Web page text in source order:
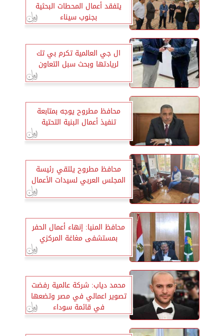
يتفقد أعمال المحطات البحثية
بجنوب سيناء
ال جي العالمية تكرم بي تك
لريادتها وبحث سبل التعاون
محافظ مطروح يوجه بمتابعة
تنفيذ أعمال البنية التحتية
محافظ مطروح يلتقي رئيسة
المجلس العربي لسيدات الأعمال
محافظ المنيا: إنهاء أعمال الحفر
بمستشفى مغاغة المركزي
محمد دياب: شركة عالمية رفضت
تصوير اعمالي في مصر وتضعها
في قائمة سوداء